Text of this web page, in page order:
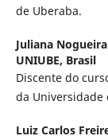
de Uberaba.
Juliana
UNIUBE, Brasil
Discente do
da Universidade
Luiz Carlos